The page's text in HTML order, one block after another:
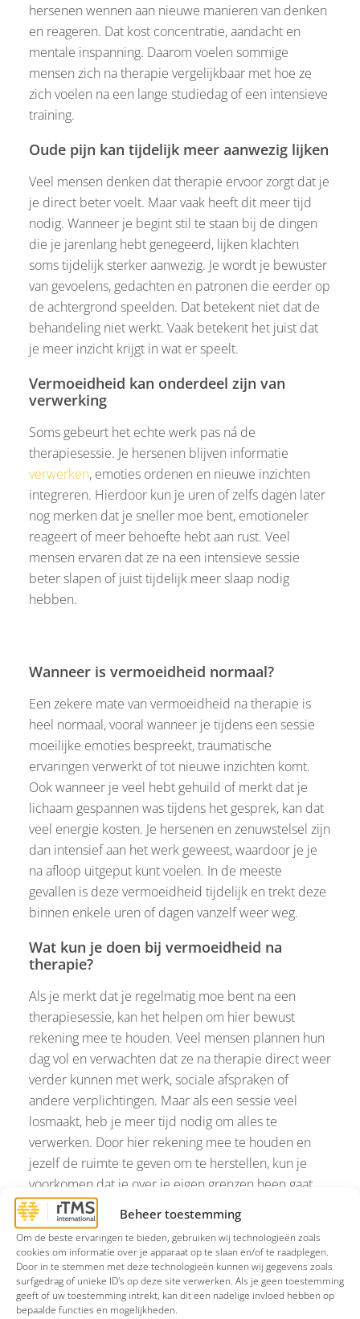
Beheer toestemming
Om de beste ervaringen te bieden, gebruiken wij technologieën zoals
cookies om informatie over je apparaat op te slaan en/of te raadplegen.
Door in te stemmen met deze technologieën kunnen wij gegevens zoals
surfgedrag of unieke ID's op deze site verwerken. Als je geen toestemming
geeft of uw toestemming intrekt, kan dit een nadelige invloed hebben op
bepaalde functies en mogelijkheden.
hersenen wennen aan nieuwe manieren van denken
en reageren. Dat kost concentratie, aandacht en
mentale inspanning. Daarom voelen sommige
mensen zich na therapie vergelijkbaar met hoe ze
zich voelen na een lange studiedag of een intensieve
training.
Oude pijn kan tijdelijk meer aanwezig lijken
Veel mensen denken dat therapie ervoor zorgt dat je
je direct beter voelt. Maar vaak heeft dit meer tijd
nodig. Wanneer je begint stil te staan bij de dingen
die je jarenlang hebt genegeerd, lijken klachten
soms tijdelijk sterker aanwezig. Je wordt je bewuster
van gevoelens, gedachten en patronen die eerder op
de achtergrond speelden. Dat betekent niet dat de
behandeling niet werkt. Vaak betekent het juist dat
je meer inzicht krijgt in wat er speelt.
Vermoeidheid kan onderdeel zijn van
verwerking
Soms gebeurt het echte werk pas ná de
therapiesessie. Je hersenen blijven informatie
verwerken, emoties ordenen en nieuwe inzichten
integreren. Hierdoor kun je uren of zelfs dagen later
nog merken dat je sneller moe bent, emotioneler
reageert of meer behoefte hebt aan rust. Veel
mensen ervaren dat ze na een intensieve sessie
beter slapen of juist tijdelijk meer slaap nodig
hebben.
Wanneer is vermoeidheid normaal?
Een zekere mate van vermoeidheid na therapie is
heel normaal, vooral wanneer je tijdens een sessie
moeilijke emoties bespreekt, traumatische
ervaringen verwerkt of tot nieuwe inzichten komt.
Ook wanneer je veel hebt gehuild of merkt dat je
lichaam gespannen was tijdens het gesprek, kan dat
veel energie kosten. Je hersenen en zenuwstelsel zijn
dan intensief aan het werk geweest, waardoor je je
na afloop uitgeput kunt voelen. In de meeste
gevallen is deze vermoeidheid tijdelijk en trekt deze
binnen enkele uren of dagen vanzelf weer weg.
Wat kun je doen bij vermoeidheid na
therapie?
Als je merkt dat je regelmatig moe bent na een
therapiesessie, kan het helpen om hier bewust
rekening mee te houden. Veel mensen plannen hun
dag vol en verwachten dat ze na therapie direct weer
verder kunnen met werk, sociale afspraken of
andere verplichtingen. Maar als een sessie veel
losmaakt, heb je meer tijd nodig om alles te
verwerken. Door hier rekening mee te houden en
jezelf de ruimte te geven om te herstellen, kun je
voorkomen dat je over je eigen grenzen heen gaat.
Probeer daarom ruimte in te bouwen voor herstel.
Dat kan betekenen dat je na een afspraak wat
rustiger aan doet, minder afspraken plant of jezelf de
tijd geeft om even te ontspannen. Sommige mensen
vinden het prettig om een wandeling te maken,
anderen hebben juist behoefte aan stilte, een boek